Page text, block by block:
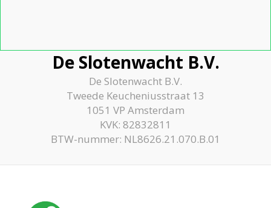
De Slotenwacht B.V.
De Slotenwacht B.V.
Tweede Keucheniusstraat 13
1051 VP Amsterdam
KVK: 82832811
BTW-nummer: NL8626.21.070.B.01